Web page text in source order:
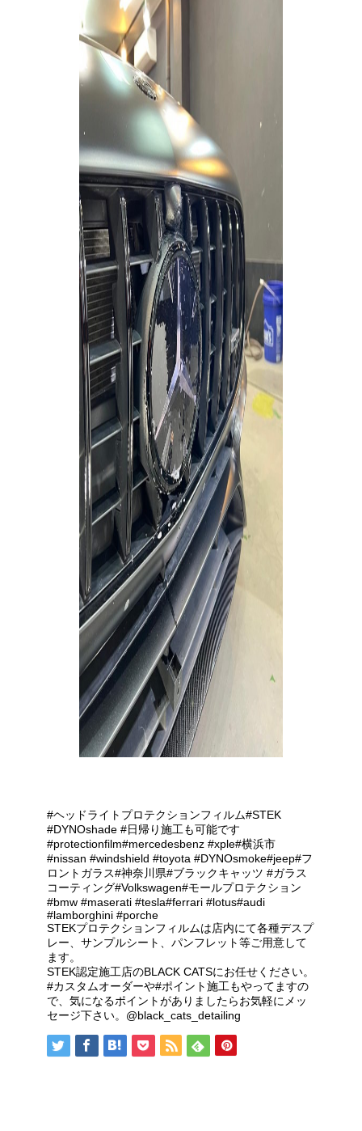
#ヘッドライトプロテクションフィルム#STEK
#DYNOshade #日帰り施工も可能です
#protectionfilm#mercedesbenz #xple#横浜市
#nissan #windshield #toyota #DYNOsmoke#jeep#フ
ロントガラス#神奈川県#ブラックキャッツ #ガラス
コーティング#Volkswagen#モールプロテクション
#bmw #maserati #tesla#ferrari #lotus#audi
#lamborghini #porche
STEKプロテクションフィルムは店内にて各種デスプ
レー、サンプルシート、パンフレット等ご用意して
ます。
STEK認定施工店のBLACK CATSにお任せください。
#カスタムオーダーや#ポイント施工もやってますの
で、気になるポイントがありましたらお気軽にメッ
セージ下さい。@black_cats_detailing